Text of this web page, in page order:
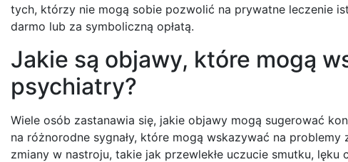
tych, którzy nie mogą sobie pozwolić na prywatne leczenie
darmo lub za symboliczną opłatą.
Jakie są objawy, które mogą
psychiatry?
Wiele osób zastanawia się, jakie objawy mogą sugerować
na różnorodne sygnały, które mogą wskazywać na
zmiany w nastroju, takie jak przewlekłe uczucie smutku,